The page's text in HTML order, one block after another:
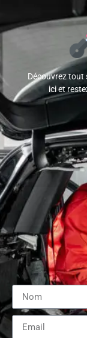
Découvrez tout
ici et